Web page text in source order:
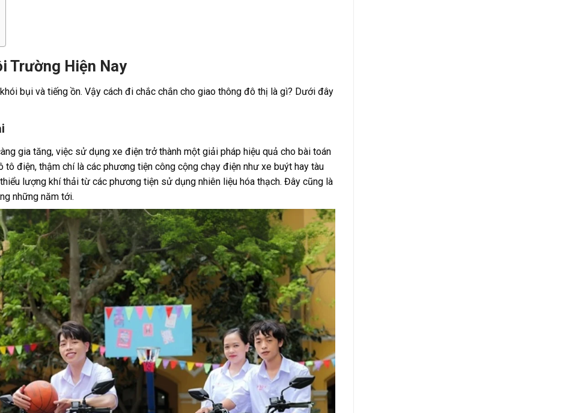
Trường Hiện Nay
bụi và tiếng ồn. Vậy cách đi chắc chắn cho giao thông đô thị là gì? Dưới đây
gia tăng, việc sử dụng xe điện trở thành một giải pháp hiệu quả cho bài toán
tô điện, thậm chí là các phương tiện công cộng chạy điện như xe buýt hay tàu
lượng khí thải từ các phương tiện sử dụng nhiên liệu hóa thạch. Đây cũng là
những năm tới.